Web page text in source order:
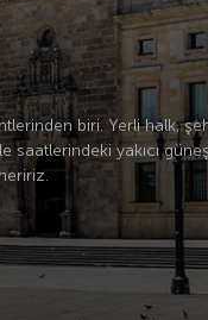
biri. Yerli halk,
yakıcı